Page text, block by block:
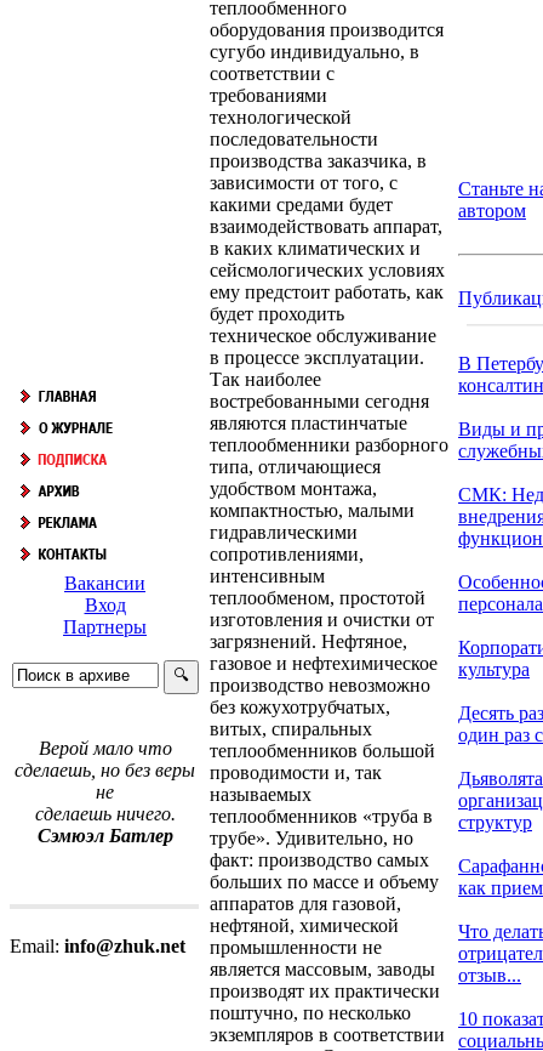
Вакансии
Вход
Партнеры
Верой мало что
сделаешь, но без веры
не
сделаешь ничего.
Сэмюэл Батлер
Email: info@zhuk.net
теплообменного
оборудования производится
сугубо индивидуально, в
соответствии с
требованиями
технологической
последовательности
производства заказчика, в
зависимости от того, с
какими средами будет
взаимодействовать аппарат,
в каких климатических и
сейсмологических условиях
ему предстоит работать, как
будет проходить
техническое обслуживание
в процессе эксплуатации.
Так наиболее
востребованными сегодня
являются пластинчатые
теплообменники разборного
типа, отличающиеся
удобством монтажа,
компактностью, малыми
гидравлическими
сопротивлениями,
интенсивным
теплообменом, простотой
изготовления и очистки от
загрязнений. Нефтяное,
газовое и нефтехимическое
производство невозможно
без кожухотрубчатых,
витых, спиральных
теплообменников большой
проводимости и, так
называемых
теплообменников «труба в
трубе». Удивительно, но
факт: производство самых
больших по массе и объему
аппаратов для газовой,
нефтяной, химической
промышленности не
является массовым, заводы
производят их практически
поштучно, по несколько
экземпляров в соответствии
Станьте
автором
В
Виды и
СМК:
культура
Десять
один раз
Дьяволята
структур
как
Что
отзыв...
10